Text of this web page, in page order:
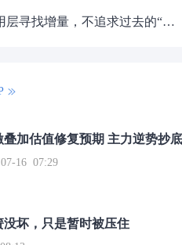
美图公司创始人吴欣鸿：在AI应用层寻找增量，不追求过去的“爆款”
叠加估值修复预期 主力逆势抄
16 07:29
没坏，只是暂时被压住